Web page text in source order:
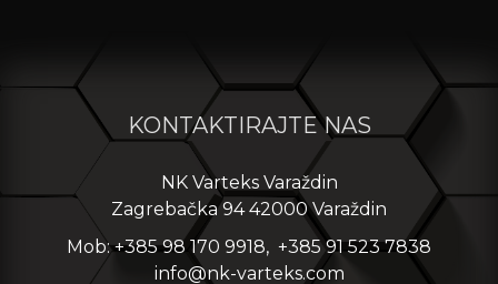
KONTAKTIRAJTE NAS
NK Varteks Varaždin
Zagrebačka 94 42000 Varaždin
Mob: +385 98 170 9918, +385 91 523 7838
info@nk-varteks.com